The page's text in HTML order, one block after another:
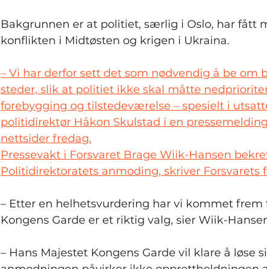
Bakgrunnen er at politiet, særlig i Oslo, har fått
konflikten i Midtøsten og krigen i Ukraina.
– Vi har derfor sett det som nødvendig å be om
steder, slik at politiet ikke skal måtte
forebygging og tilstedeværelse – spesielt i
politidirektør Håkon Skulstad i en
nettsider fredag.
Pressevakt i Forsvaret Brage Wiik-Hansen
Politidirektoratets anmoding, skriver Forsvarets
– Etter en helhetsvurdering har vi kommet
Kongens Garde er et riktig valg, sier Wiik-
– Hans Majestet Kongens Garde vil klare å løse